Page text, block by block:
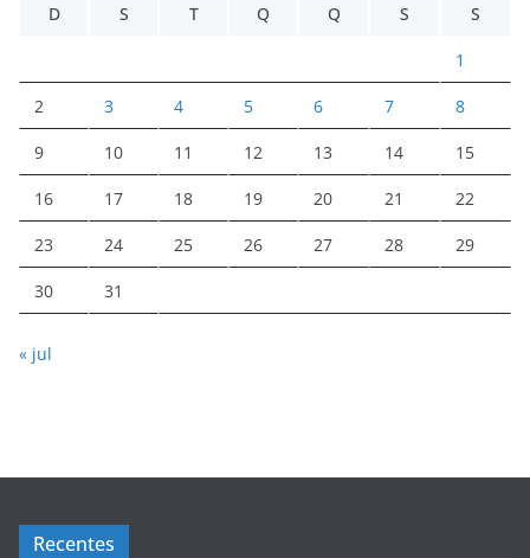
D
S T Q Q S S
1
2 3 4 5 6 7 8
9 10 11 12 13 14 15
16 17 18 19 20 21 22
23 24 25 26 27 28 29
30 31
« jul
Recentes